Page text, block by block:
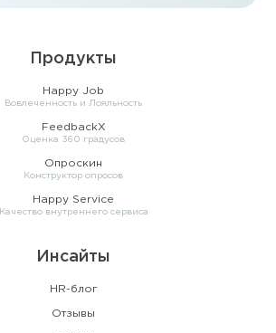
Продукты
Happy Job
Вовлеченность и Лояльность
FeedbackX
Оценка 360 градусов
Опроскин
Конструктор опросов
Happy Service
Качество внутреннего сервиса
Инсайты
HR-блог
Отзывы